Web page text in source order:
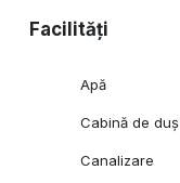
Facilități
Apă
Cabină de duș
Canalizare